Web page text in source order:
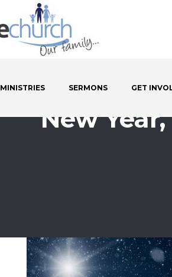
MINISTRIES SERMONS GET
New